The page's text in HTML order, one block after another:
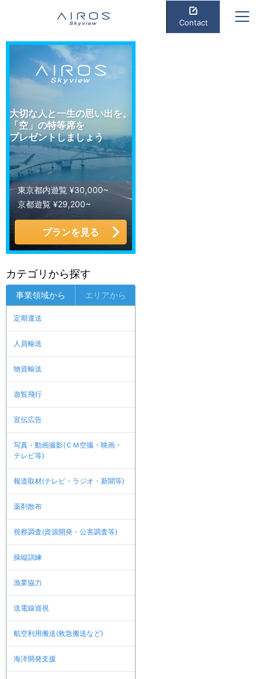
Contact
大切な人と一生の思い出を。
「空」の特等席を
プレゼントしましょう
東京都内遊覧 ¥30,000~
京都遊覧 ¥29,200~
プランを見る
カテゴリから探す
事業領域から エリアから
定期運送
人員輸送
物資輸送
遊覧飛行
宣伝広告
写真・動画撮影(ＣＭ空撮・映画・
テレビ等)
報道取材(テレビ・ラジオ・新聞等)
薬剤散布
視察調査(資源開発・公害調査等)
操縦訓練
漁業協力
送電線巡視
航空利用搬送(救急搬送など)
海洋開発支援